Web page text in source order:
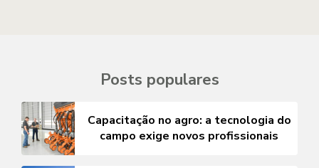
Posts populares
Capacitação no agro: a tecnologia do
campo exige novos profissionais